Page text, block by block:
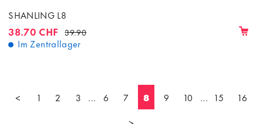
SHANLING L8
38.70 CHF 39.90
Im Zentrallager
< 1 2 3 ... 6 7 8 9 10 ... 15
16